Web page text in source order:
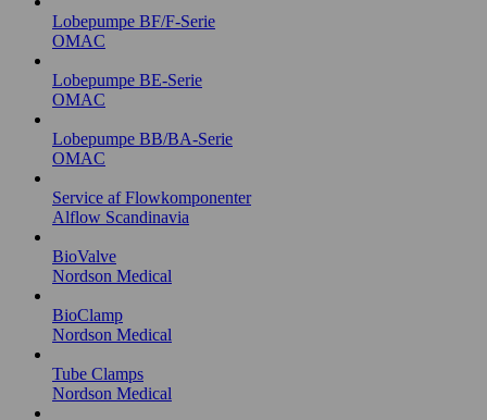
Lobepumpe BF/F-Serie
OMAC
Lobepumpe BE-Serie
OMAC
Lobepumpe BB/BA-Serie
OMAC
Service af Flowkomponenter
Alflow Scandinavia
BioValve
Nordson Medical
BioClamp
Nordson Medical
Tube Clamps
Nordson Medical